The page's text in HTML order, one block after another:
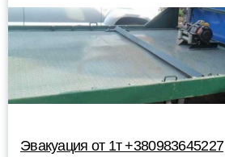
Эвакуация от 1т +380983645227